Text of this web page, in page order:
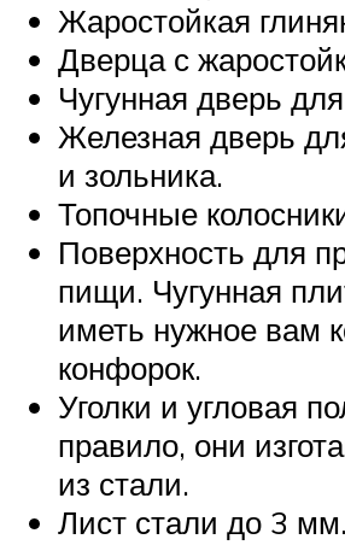
Жаростойкая
Дверца с
Чугунная дверь
Железная дверь
и зольника.
Топочные
Поверхность для
пищи. Чугунная
иметь нужное вам
конфорок.
Уголки и угловая
правило, они
из стали.
Лист стали до 3